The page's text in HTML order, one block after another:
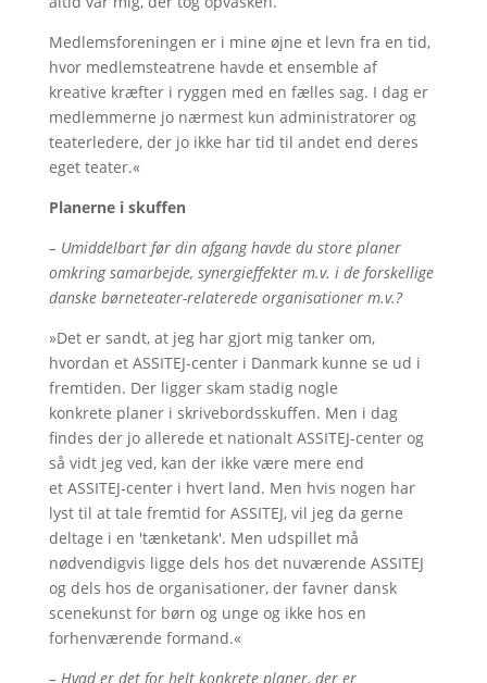
Medlemsforeningen er i mine øjne et levn fra en tid,
hvor medlemsteatrene havde et ensemble af
kreative kræfter i ryggen med en fælles sag. I dag er
medlemmerne jo nærmest kun administratorer og
teaterledere, der jo ikke har tid til andet end deres
eget teater.«
Planerne i skuffen
– Umiddelbart før din afgang havde du store planer
omkring samarbejde, synergieffekter m.v. i de forskellige
danske børneteater-relaterede organisationer m.v.?
»Det er sandt, at jeg har gjort mig tanker om,
hvordan et ASSITEJ-center i Danmark kunne se ud i
fremtiden. Der ligger skam stadig nogle
konkrete planer i skrivebordsskuffen. Men i dag
findes der jo allerede et nationalt ASSITEJ-center og
så vidt jeg ved, kan der ikke være mere end
et ASSITEJ-center i hvert land. Men hvis nogen har
lyst til at tale fremtid for ASSITEJ, vil jeg da gerne
deltage i en 'tænketank'. Men udspillet må
nødvendigvis ligge dels hos det nuværende ASSITEJ
og dels hos de organisationer, der favner dansk
scenekunst for børn og unge og ikke hos en
forhenværende formand.«
– Hvad er det for helt konkrete planer, der er